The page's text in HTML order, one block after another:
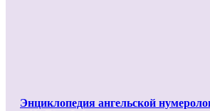
Энциклопедия ангельской